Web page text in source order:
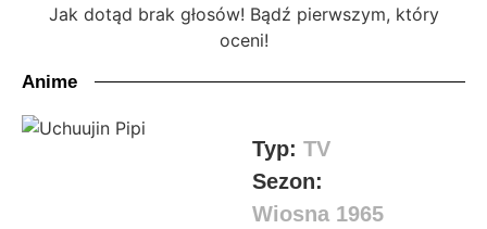
Jak dotąd brak głosów! Bądź pierwszym, który
oceni!
Anime
Typ: TV
Sezon:
Wiosna 1965